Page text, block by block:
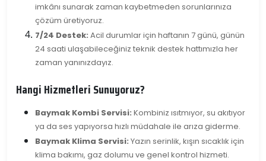
imkânı sunarak zaman kaybetmeden sorunlarınıza
çözüm üretiyoruz.
7/24 Destek: Acil durumlar için haftanın 7 günü, günün
24 saati ulaşabileceğiniz teknik destek hattımızla her
zaman yanınızdayız.
Hangi Hizmetleri Sunuyoruz?
Baymak Kombi Servisi: Kombiniz ısıtmıyor, su akıtıyor
ya da ses yapıyorsa hızlı müdahale ile arıza giderme.
Baymak Klima Servisi: Yazın serinlik, kışın sıcaklık için
klima bakımı, gaz dolumu ve genel kontrol hizmeti.